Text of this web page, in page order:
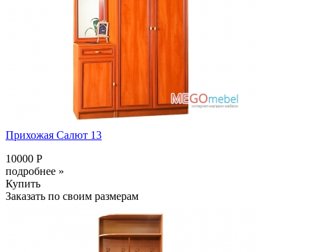
Прихожая Салют 13
10000 Р
подробнее »
Купить
Заказать по своим размерам